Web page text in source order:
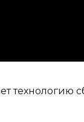
технологию